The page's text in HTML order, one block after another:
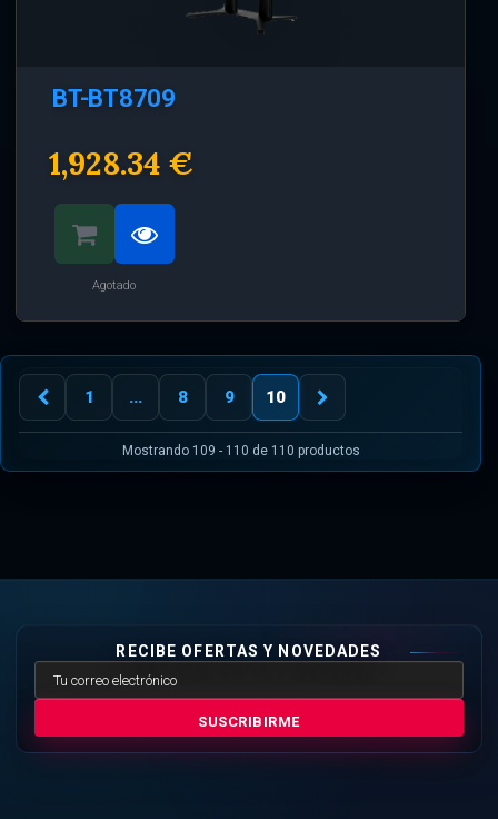
BT-BT8709
1,928.34 €
Agotado
1 ... 8 9 10
Mostrando 109 - 110 de 110 productos
RECIBE OFERTAS Y NOVEDADES
SUSCRIBIRME